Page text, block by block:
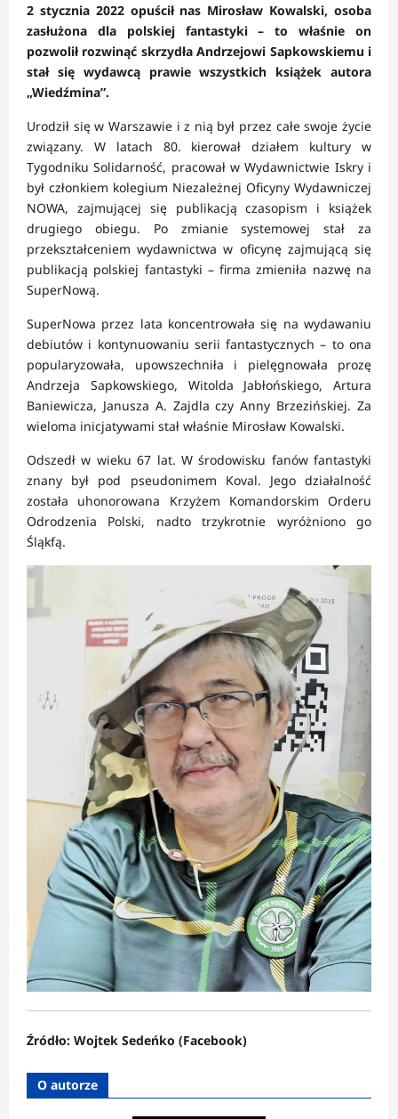
2 stycznia 2022 opuścił nas Mirosław Kowalski, osoba
zasłużona dla polskiej fantastyki – to właśnie on
pozwolił rozwinąć skrzydła Andrzejowi Sapkowskiemu i
stał się wydawcą prawie wszystkich książek autora
„Wiedźmina”.
Urodził się w Warszawie i z nią był przez całe swoje życie
związany. W latach 80. kierował działem kultury w
Tygodniku Solidarność, pracował w Wydawnictwie Iskry i
był członkiem kolegium Niezależnej Oficyny Wydawniczej
NOWA, zajmującej się publikacją czasopism i książek
drugiego obiegu. Po zmianie systemowej stał za
przekształceniem wydawnictwa w oficynę zajmującą się
publikacją polskiej fantastyki – firma zmieniła nazwę na
SuperNową.
SuperNowa przez lata koncentrowała się na wydawaniu
debiutów i kontynuowaniu serii fantastycznych – to ona
popularyzowała, upowszechniła i pielęgnowała prozę
Andrzeja Sapkowskiego, Witolda Jabłońskiego, Artura
Baniewicza, Janusza A. Zajdla czy Anny Brzezińskiej. Za
wieloma inicjatywami stał właśnie Mirosław Kowalski.
Odszedł w wieku 67 lat. W środowisku fanów fantastyki
znany był pod pseudonimem Koval. Jego działalność
została uhonorowana Krzyżem Komandorskim Orderu
Odrodzenia Polski, nadto trzykrotnie wyróżniono go
Śląkfą.
Źródło: Wojtek Sedeńko (Facebook)
O autorze